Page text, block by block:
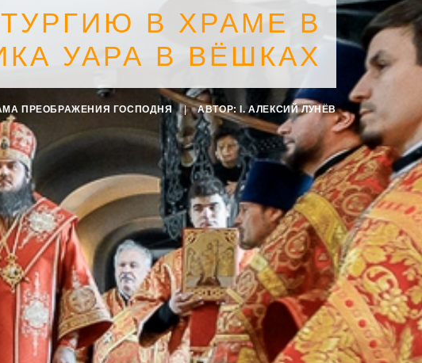
В ХРАМЕ В
УАРА В ВЁШКАХ
ПРЕОБРАЖЕНИЯ ГОСПОДНЯ | АВТОР: I. АЛЕКСИЙ ЛУНЁВ